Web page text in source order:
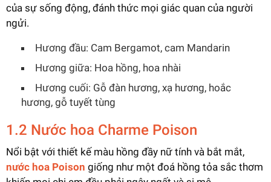
của sự sống động, đánh thức mọi giác quan của người
ngửi.
Hương đầu: Cam Bergamot, cam Mandarin
Hương giữa: Hoa hồng, hoa nhài
Hương cuối: Gỗ đàn hương, xạ hương, hoắc
hương, gỗ tuyết tùng
1.2 Nước hoa Charme Poison
Nổi bật với thiết kế màu hồng đầy nữ tính và bắt mắt,
nước hoa Poison giống như một đoá hồng tỏa sắc thơm